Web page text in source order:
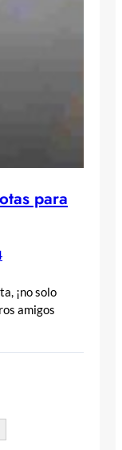
para
¡no solo
amigos